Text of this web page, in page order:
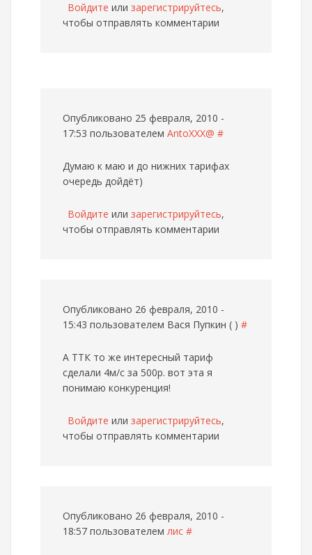
Войдите или зарегистрируйтесь,
чтобы отправлять комментарии
Опубликовано 25 февраля, 2010 -
17:53 пользователем AntoXXX@ #
Думаю к маю и до нижних тарифах
очередь дойдёт)
Войдите или зарегистрируйтесь,
чтобы отправлять комментарии
Опубликовано 26 февраля, 2010 -
15:43 пользователем Вася Пупкин ( ) #
А ТТК то же интересный тариф
сделали 4м/с за 500р. вот эта я
понимаю конкуренция!
Войдите или зарегистрируйтесь,
чтобы отправлять комментарии
Опубликовано 26 февраля, 2010 -
18:57 пользователем лис #